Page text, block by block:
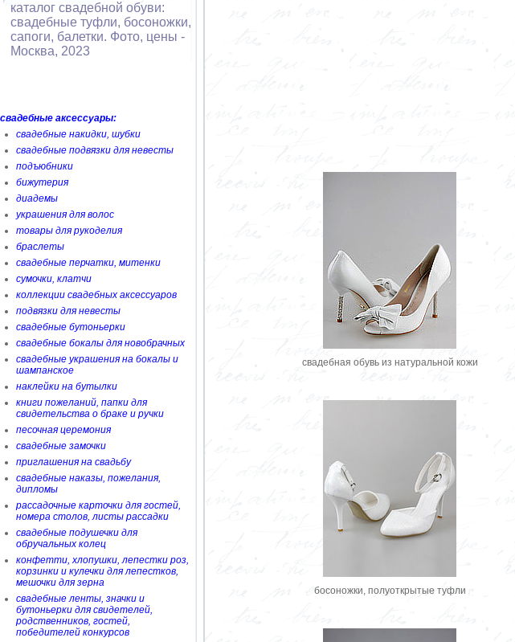
каталог свадебной обуви:
свадебные туфли, босоножки,
сапоги, балетки. Фото, цены -
Москва, 2023
свадебные аксессуары:
свадебные накидки, шубки
свадебные подвязки для невесты
подъюбники
бижутерия
диадемы
украшения для волос
товары для рукоделия
браслеты
свадебные перчатки, митенки
сумочки, клатчи
коллекции свадебных аксессуаров
подвязки для невесты
свадебные бутоньерки
свадебные бокалы для новобрачных
свадебные украшения на бокалы и
шампанское
наклейки на бутылки
книги пожеланий, папки для
свидетельства о браке и ручки
песочная церемония
свадебные замочки
приглашения на свадьбу
свадебные наказы, пожелания,
дипломы
рассадочные карточки для гостей,
номера столов, листы рассадки
свадебные подушечки для
обручальных колец
конфетти, хлопушки, лепестки роз,
корзинки и кулечки для лепестков,
мешочки для зерна
свадебные ленты, значки и
бутоньерки для свидетелей,
родственников, гостей,
победителей конкурсов
cвадебная обувь из натуральной кожи
босоножки, полуоткрытые туфли